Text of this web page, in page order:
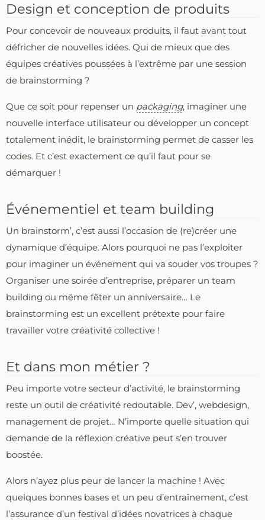
Design et conception de produits
Pour concevoir de nouveaux produits, il faut avant tout
défricher de nouvelles idées. Qui de mieux que des
équipes créatives poussées à l’extrême par une session
de brainstorming ?
Que ce soit pour repenser un packaging, imaginer une
nouvelle interface utilisateur ou développer un concept
totalement inédit, le brainstorming permet de casser les
codes. Et c’est exactement ce qu’il faut pour se
démarquer !
Événementiel et team building
Un brainstorm’, c’est aussi l’occasion de (re)créer une
dynamique d’équipe. Alors pourquoi ne pas l’exploiter
pour imaginer un événement qui va souder vos troupes ?
Organiser une soirée d’entreprise, préparer un team
building ou même fêter un anniversaire… Le
brainstorming est un excellent prétexte pour faire
travailler votre créativité collective !
Et dans mon métier ?
Peu importe votre secteur d’activité, le brainstorming
reste un outil de créativité redoutable. Dev’, webdesign,
management de projet… N’importe quelle situation qui
demande de la réflexion créative peut s’en trouver
boostée.
Alors n’ayez plus peur de lancer la machine ! Avec
quelques bonnes bases et un peu d’entraînement, c’est
l’assurance d’un festival d’idées novatrices à chaque